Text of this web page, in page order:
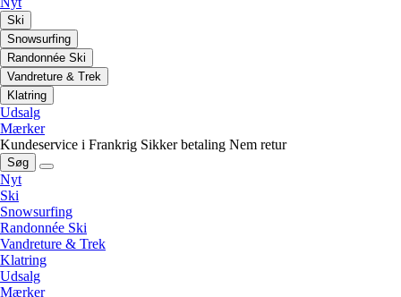
Ski
Snowsurfing
Randonnée Ski
Vandreture & Trek
Klatring
Udsalg
Mærker
Kundeservice i Frankrig Sikker betaling Nem retur
Søg
Nyt
Ski
Snowsurfing
Randonnée Ski
Vandreture & Trek
Klatring
Udsalg
Mærker